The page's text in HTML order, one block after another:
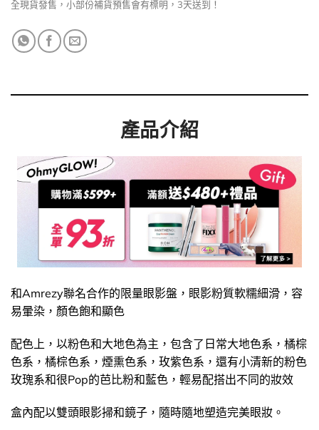
全現貨發售，小部份補貨預售會有標明，3天送到！
產品介紹
和Amrezy聯名合作的限量眼影盤，眼影粉質軟糯細滑，容
易暈染，顏色飽和顯色
配色上，以粉色和大地色為主，包含了日常大地色系，橘棕
色系，橘棕色系，煙熏色系，玫紫色系，還有小清新的粉色
玫瑰系和很Pop的芭比粉和藍色，輕易配搭出不同的妝效
盒內配以雙頭眼影掃和鏡子，隨時隨地塑造完美眼妝。